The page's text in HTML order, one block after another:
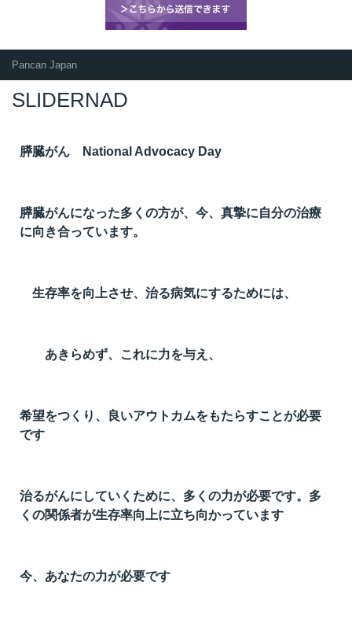
Pancan Japan
SLIDERNAD
膵臓がん National Advocacy Day
膵臓がんになった多くの方が、今、真摯に自分の治療
に向き合っています。
生存率を向上させ、治る病気にするためには、
あきらめず、これに力を与え、
希望をつくり、良いアウトカムをもたらすことが必要
です
治るがんにしていくために、多くの力が必要です。多
くの関係者が生存率向上に立ち向かっています
今、あなたの力が必要です